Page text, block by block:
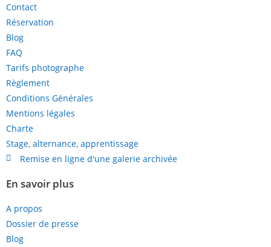
Contact
Réservation
Blog
FAQ
Tarifs photographe
Règlement
Conditions Générales
Mentions légales
Charte
Stage, alternance, apprentissage
Remise en ligne d'une galerie archivée
En savoir plus
A propos
Dossier de presse
Blog